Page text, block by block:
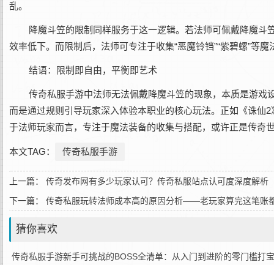
乱。
降魔斗笠的限制同样服务于这一逻辑。若法师可佩戴降魔斗
效率低下。而限制后，法师可专注于收集“恶魔铃铛”“紫碧螺”等
结语：限制即自由，平衡即艺术
传奇私服手游中法师无法佩戴降魔斗笠的现象，本质是游
而是通过规则引导玩家深入体验本职业的核心玩法。正如《诛仙
于法师玩家而言，专注于魔法装备的收集与搭配，或许正是传奇
本文TAG： 传奇私服手游
上一篇： 传奇发布网有多少玩家认可？传奇私服站点认可度深度解析
下一篇： 传奇私服玩转法师成本高的原因分析——老玩家算完这笔账
猜你喜欢
传奇私服手游新手可挑战的BOSS全清单：从入门到进阶的零门槛打